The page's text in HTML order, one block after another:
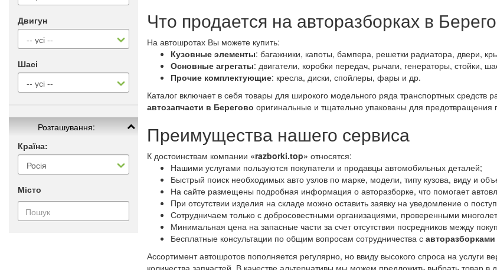
Двигун
Шасі
Розташування:
Країна:
Місто
Что продается на авторазборках в
На автошротах Вы можете купить:
Кузовные элементы: багажники, капоты, бампера, решетки радиатора, двери,
Основные агрегаты: двигатели, коробки передач, рычаги, генераторы, стойки,
Прочие комплектующие: кресла, диски, спойлеры, фары и др.
Каталог включает в себя товары для широкого модельного ряда транспортных средств
автозапчасти в Берегово оригинальные и тщательно упакованы для предотвращения
Преимущества нашего сервиса
К достоинствам компании «razborki.top» относятся:
Нашими услугами пользуются покупатели и продавцы автомобильных деталей;
Быстрый поиск необходимых авто узлов по марке, модели, типу кузова, виду и
На сайте размещены подробная информация о авторазборке, что помогает
При отсутствии изделия на складе можно оставить заявку на уведомление о
Сотрудничаем только с добросовестными организациями, проверенными
Минимальная цена на запасные части за счет отсутствия посредников между
Бесплатные консультации по общим вопросам сотрудничества с
Ассортимент автошротов пополняется регулярно, но ввиду высокого спроса на услуги